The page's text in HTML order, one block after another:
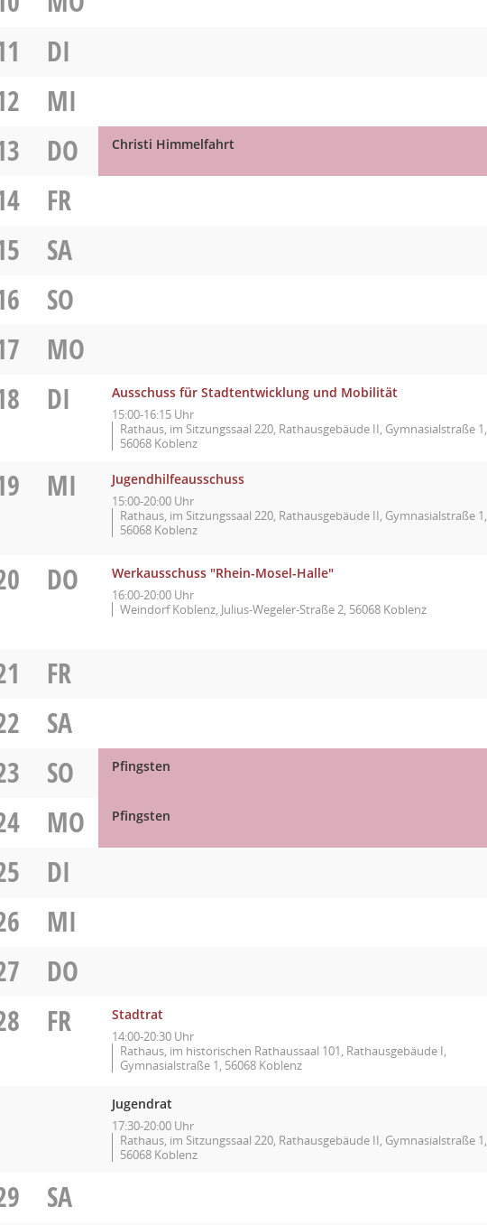
DI
MI
DO Christi Himmelfahrt
FR
SA
SO
MO
DI Ausschuss für Stadtentwicklung und Mobilität
15:00-16:15 Uhr
Rathaus, im Sitzungssaal 220, Rathausgebäude II, Gymnasialstraße 1,
56068 Koblenz
MI Jugendhilfeausschuss
15:00-20:00 Uhr
Rathaus, im Sitzungssaal 220, Rathausgebäude II, Gymnasialstraße 1,
56068 Koblenz
DO Werkausschuss "Rhein-Mosel-Halle"
16:00-20:00 Uhr
Weindorf Koblenz, Julius-Wegeler-Straße 2, 56068 Koblenz
FR
SA
SO Pfingsten
MO Pfingsten
DI
MI
DO
FR Stadtrat
14:00-20:30 Uhr
Rathaus, im historischen Rathaussaal 101, Rathausgebäude I,
Gymnasialstraße 1, 56068 Koblenz
Jugendrat
17:30-20:00 Uhr
Rathaus, im Sitzungssaal 220, Rathausgebäude II, Gymnasialstraße 1,
56068 Koblenz
SA